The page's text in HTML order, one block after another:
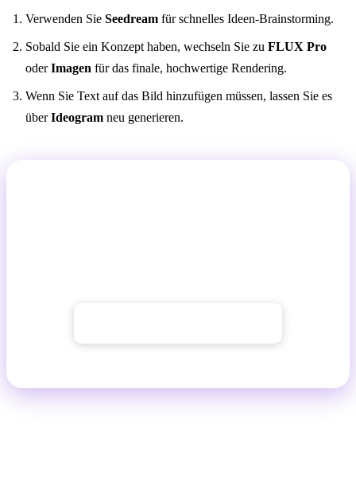
Verwenden Sie Seedream für schnelles Ideen-Brainstorming.
Sobald Sie ein Konzept haben, wechseln Sie zu FLUX Pro
oderImagen für das finale, hochwertige Rendering.
Wenn Sie Text auf das Bild hinzufügen müssen, lassen Sie es
überIdeogram neu generieren.